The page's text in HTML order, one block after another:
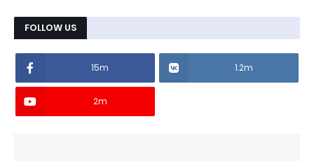
FOLLOW US
15m 1.2m
2m